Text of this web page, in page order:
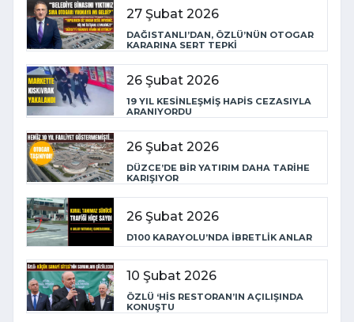
27 Şubat 2026
DAĞISTANLI’DAN, ÖZLÜ’NÜN OTOGAR
KARARINA SERT TEPKİ
26 Şubat 2026
19 YIL KESİNLEŞMİŞ HAPİS CEZASIYLA
ARANIYORDU
26 Şubat 2026
DÜZCE’DE BİR YATIRIM DAHA TARİHE
KARIŞIYOR
26 Şubat 2026
D100 KARAYOLU’NDA İBRETLİK ANLAR
10 Şubat 2026
ÖZLÜ ‘HİS RESTORAN’IN AÇILIŞINDA
KONUŞTU